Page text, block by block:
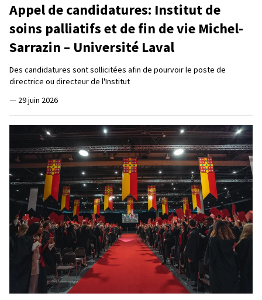
Appel de candidatures: Institut de
soins palliatifs et de fin de vie Michel-
Sarrazin – Université Laval
Des candidatures sont sollicitées afin de pourvoir le poste de
directrice ou directeur de l'Institut
— 29 juin 2026